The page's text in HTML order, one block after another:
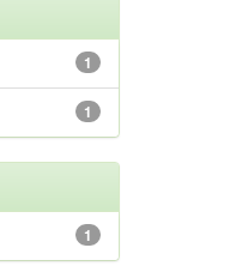
1
1
1